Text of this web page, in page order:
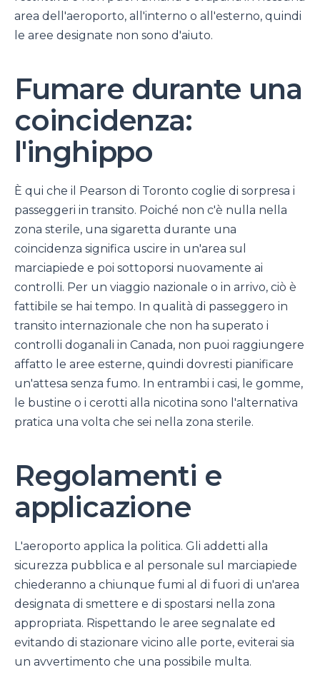
area dell'aeroporto, all'interno o all'esterno, quindi
le aree designate non sono d'aiuto.
Fumare durante una
coincidenza:
l'inghippo
È qui che il Pearson di Toronto coglie di sorpresa i
passeggeri in transito. Poiché non c'è nulla nella
zona sterile, una sigaretta durante una
coincidenza significa uscire in un'area sul
marciapiede e poi sottoporsi nuovamente ai
controlli. Per un viaggio nazionale o in arrivo, ciò è
fattibile se hai tempo. In qualità di passeggero in
transito internazionale che non ha superato i
controlli doganali in Canada, non puoi raggiungere
affatto le aree esterne, quindi dovresti pianificare
un'attesa senza fumo. In entrambi i casi, le gomme,
le bustine o i cerotti alla nicotina sono l'alternativa
pratica una volta che sei nella zona sterile.
Regolamenti e
applicazione
L'aeroporto applica la politica. Gli addetti alla
sicurezza pubblica e al personale sul marciapiede
chiederanno a chiunque fumi al di fuori di un'area
designata di smettere e di spostarsi nella zona
appropriata. Rispettando le aree segnalate ed
evitando di stazionare vicino alle porte, eviterai sia
un avvertimento che una possibile multa.